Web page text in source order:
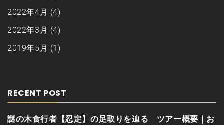
2022年4月 (4)
2022年3月 (4)
2019年5月 (1)
RECENT POST
謎の木食行者【忍定】の足取りを辿る ツアー概要｜お